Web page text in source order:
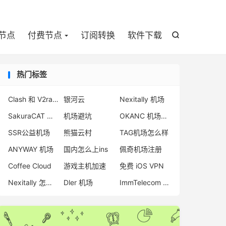

点 付费节点 订阅转换 软件下载
热门标签
Clash 和 V2rayNG 银河云
Nexitally 机场
SakuraCAT 怎么样
机场避坑
OKANC 机场评测
SSR公益机场
熊猫云村
TAG机场怎么样
ANYWAY 机场
国内怎么上ins
佩奇机场注册
Coffee Cloud
游戏主机加速
免费 iOS VPN
Nexitally 怎么样
Dler 机场 ImmTelecom 测评